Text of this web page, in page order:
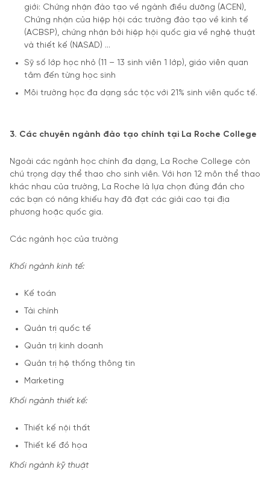
giới: Chứng nhận đào tạo về ngành điều dưỡng (ACEN),
Chứng nhận của hiệp hội các trường đào tạo về kinh tế
(ACBSP), chứng nhận bởi hiệp hội quốc gia về nghệ thuật
và thiết kế (NASAD) …
Sỹ số lớp học nhỏ (11 – 13 sinh viên 1 lớp), giáo viên quan
tâm đến từng học sinh
Môi trường học đa dạng sắc tộc với 21% sinh viên quốc tế.
3. Các chuyên ngành đào tạo chính tại La Roche College
Ngoài các ngành học chính đa dạng, La Roche College còn
chú trọng dạy thể thao cho sinh viên. Với hơn 12 môn thể thao
khác nhau của trường, La Roche là lựa chọn đúng đắn cho
các bạn có năng khiếu hay đã đạt các giải cao tại địa
phương hoặc quốc gia.
Các ngành học của trường
Khối ngành kinh tế:
Kế toán
Tài chính
Quản trị quốc tế
Quản trị kinh doanh
Quản trị hệ thống thông tin
Marketing
Khối ngành thiết kế:
Thiết kế nội thất
Thiết kế đồ họa
Khối ngành kỹ thuật